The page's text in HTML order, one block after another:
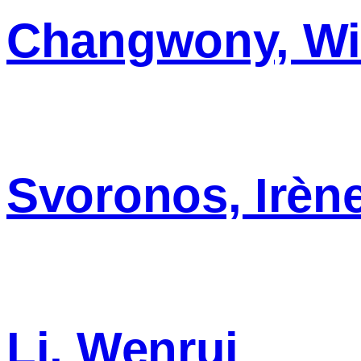
Changwony,
Svoronos,
Li, Wenrui